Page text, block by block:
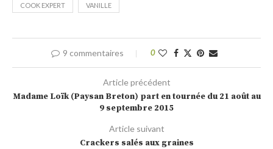
COOK EXPERT VANILLE
9 commentaires 0
Article précédent
Madame Loïk (Paysan Breton) part en tournée du 21 août au
9 septembre 2015
Article suivant
Crackers salés aux graines